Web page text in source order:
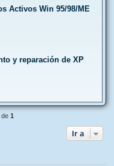
Activos Win 95/98/ME
y reparación de XP
de 1
Ir a